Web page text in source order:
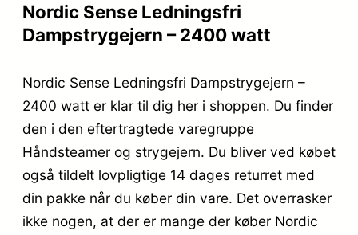
Nordic Sense Ledningsfri
Dampstrygejern – 2400 watt
Nordic Sense Ledningsfri Dampstrygejern –
2400 watt er klar til dig her i shoppen. Du finder
den i den eftertragtede varegruppe
Håndsteamer og strygejern. Du bliver ved købet
også tildelt lovpligtige 14 dages returret med
din pakke når du køber din vare. Det overrasker
ikke nogen, at der er mange der køber Nordic